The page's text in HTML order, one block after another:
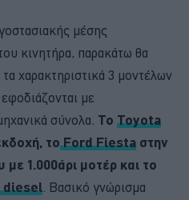
μέσης
κινητήρα, παρακάτω θα
τα χαρακτηριστικά 3 μοντέλων
με
σύνολα. Το Toyota
τοFord Fiesta στην
με 1.000άρι μοτέρ και το
diesel . Βασικό γνώρισμα